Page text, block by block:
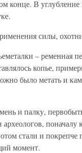
конце. В углубление
силы,
– ременная
копье,
было метать и
и палку,
стали и
момент.